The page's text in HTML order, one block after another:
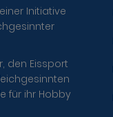
Initiative
den Eissport
für ihr Hobby